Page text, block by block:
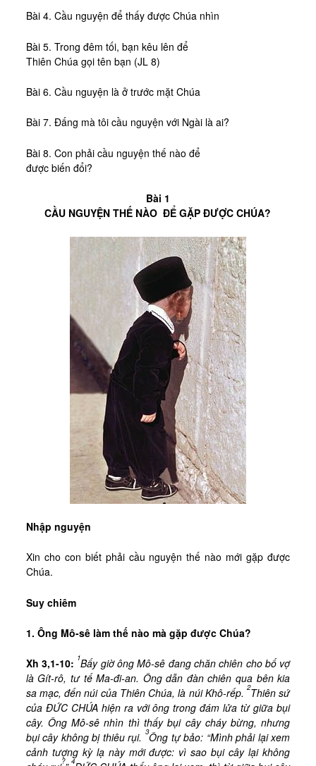
Bài 4. Cầu nguyện để thấy được Chúa nhìn
Bài 5. Trong đêm tối, bạn kêu lên để
Thiên Chúa gọi tên bạn (JL 8)
Bài 6. Cầu nguyện là ở trước mặt Chúa
Bài 7. Đấng mà tôi cầu nguyện với Ngài là ai?
Bài 8. Con phải cầu nguyện thế nào để
được biến đổi?
Bài 1
CẦU NGUYỆN THẾ NÀO ĐỂ GẶP ĐƯỢC CHÚA?
Nhập nguyện
Xin cho con biết phải cầu nguyện thế nào mới gặp được
Chúa.
Suy chiêm
1. Ông Mô-sê làm thế nào mà gặp được Chúa?
Xh 3,1-10: 1Bấy giờ ông Mô-sê đang chăn chiên cho bố vợ
là Gít-rô, tư tế Ma-đi-an. Ông dẫn đàn chiên qua bên kia
sa mạc, đến núi của Thiên Chúa, là núi Khô-rếp.2Thiên sứ
của ĐỨC CHÚA hiện ra với ông trong đám lửa từ giữa bụi
cây. Ông Mô-sê nhìn thì thấy bụi cây cháy bừng, nhưng
bụi cây không bị thiêu rụi. 3Ông tự bảo: “Mình phải lại xem
cảnh tượng kỳ lạ này mới được: vì sao bụi cây lại không
? 4